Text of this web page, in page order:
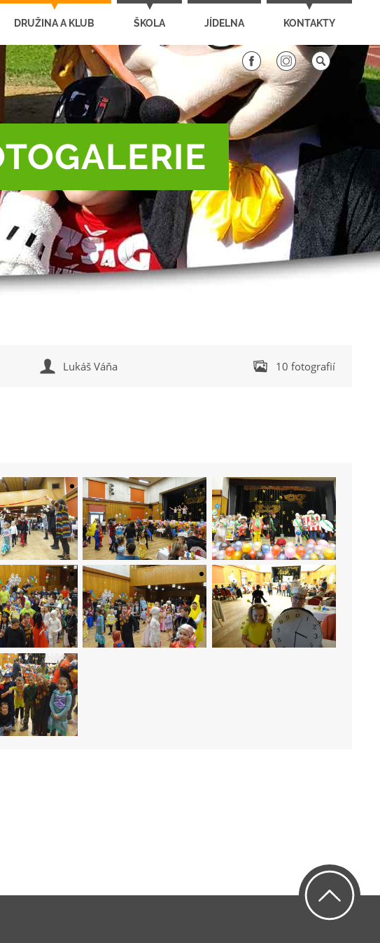
DRUŽINA A KLUB ŠKOLA JÍDELNA KONTAKTY
Lukáš Váňa 10 fotografií